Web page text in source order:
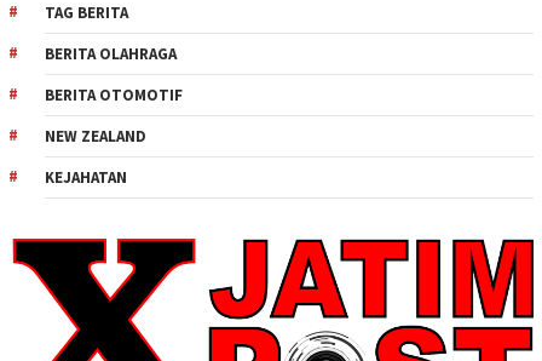
TAG BERITA
BERITA OLAHRAGA
BERITA OTOMOTIF
NEW ZEALAND
KEJAHATAN